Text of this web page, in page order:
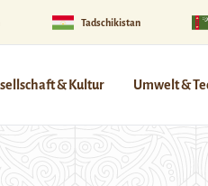
Tadschikistan
& Kultur Umwelt &